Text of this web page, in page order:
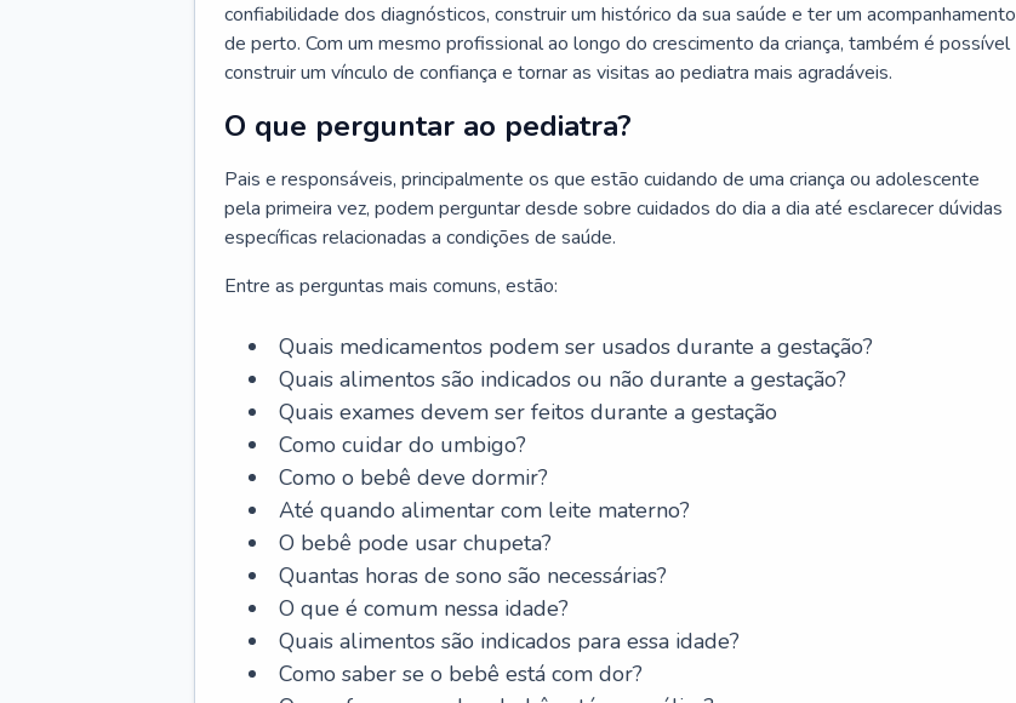
confiabilidade dos diagnósticos, construir um histórico da sua saúde e ter um acompanhamento
de perto. Com um mesmo profissional ao longo do crescimento da criança, também é possível
construir um vínculo de confiança e tornar as visitas ao pediatra mais agradáveis.
O que perguntar ao pediatra?
Pais e responsáveis, principalmente os que estão cuidando de uma criança ou adolescente
pela primeira vez, podem perguntar desde sobre cuidados do dia a dia até esclarecer dúvidas
específicas relacionadas a condições de saúde.
Entre as perguntas mais comuns, estão:
Quais medicamentos podem ser usados durante a gestação?
Quais alimentos são indicados ou não durante a gestação?
Quais exames devem ser feitos durante a gestação
Como cuidar do umbigo?
Como o bebê deve dormir?
Até quando alimentar com leite materno?
O bebê pode usar chupeta?
Quantas horas de sono são necessárias?
O que é comum nessa idade?
Quais alimentos são indicados para essa idade?
Como saber se o bebê está com dor?